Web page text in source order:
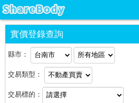
實價登錄查詢
縣市：
交易類型：
交易標的：